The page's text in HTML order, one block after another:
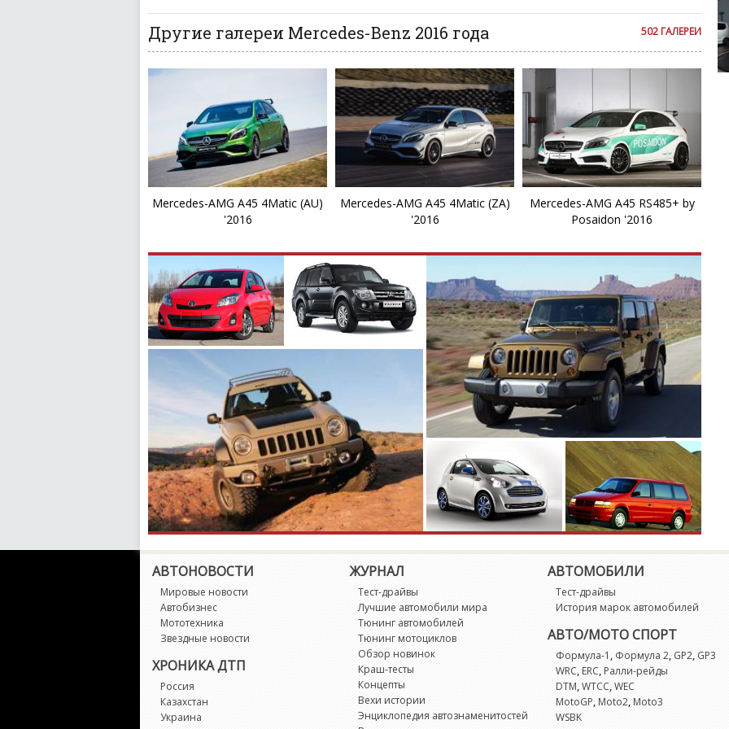
502 ГАЛЕРЕИ
Другие галереи Mercedes-Benz 2016 года
Mercedes-AMG A45 4Matic (AU)
'2016
Mercedes-AMG A45 4Matic (ZA)
'2016
Mercedes-AMG A45 RS485+ by
Posaidon '2016
АВТОНОВОСТИ
Мировые новости
Автобизнес
Мототехника
Звездные новости
ХРОНИКА ДТП
Россия
Казахстан
Украина
ЖУРНАЛ
Тест-драйвы
Лучшие автомобили мира
Тюнинг автомобилей
Тюнинг мотоциклов
Обзор новинок
Краш-тесты
Концепты
Вехи истории
Энциклопедия автознаменитостей
АВТОМОБИЛИ
Тест-драйвы
История марок автомобилей
АВТО/МОТО СПОРТ
Формула-1 , Формула 2, GP2, GP3
WRC,ERC,Ралли-рейды
DTM,WTCC,WEC
MotoGP,Moto2,Moto3
WSBK